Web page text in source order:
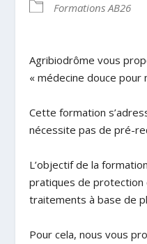
Formations AB26
Agribiodrôme vous
« médecine douce pour
Cette formation
nécessite pas de pré-
L’objectif de la
pratiques de protection
traitements à base de
Pour cela, nous vous